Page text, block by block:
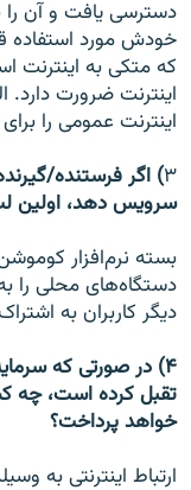
دسترسی یافت و آن را
خودش مورد استفاده
که متکی به اینترنت
اینترنت ضرورت
اینترنت عمومی را
۳) اگر فرستنده/
سرویس دهد، اولین
بسته نرم‌افزار
دستگاه‌های محلی را به
دیگر کاربران به
۴) در صورتی که
تقبل کرده است، چه
خواهد پرداخت؟
ارتباط اینترنتی به